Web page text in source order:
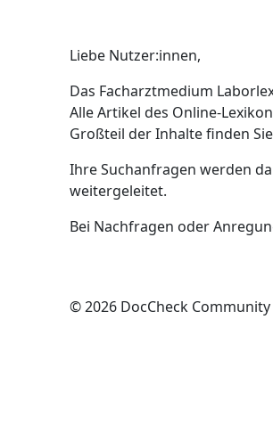
Liebe Nutzer:innen,
Das Facharztmedium
Alle Artikel des Online-
Großteil der Inhalte finden
Ihre Suchanfragen werden
weitergeleitet.
Bei Nachfragen oder
© 2026 DocCheck